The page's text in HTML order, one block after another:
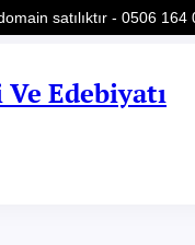
Edebiyatı
satılıktır - 0506 164